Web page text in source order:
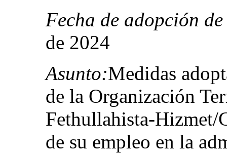
Fecha de adopción
de 2024
Asunto:Medidas
de la Organización
de su empleo en la